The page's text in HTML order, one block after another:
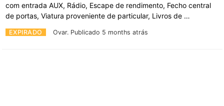
EXPIRADO Ovar. Publicado 5 months atrás
com entrada AUX, Rádio, Escape de rendimento, Fecho central
de portas, Viatura proveniente de particular, Livros de …